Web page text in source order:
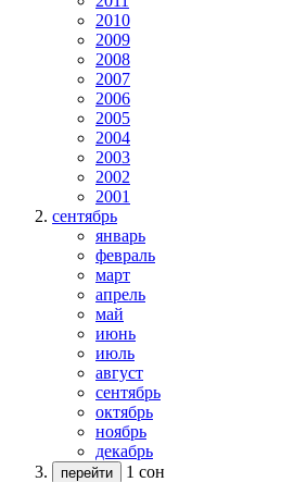
2010
2009
2008
2007
2006
2005
2004
2003
2002
2001
сентябрь
январь
февраль
март
апрель
май
июнь
июль
август
сентябрь
октябрь
ноябрь
декабрь
перейти 1 сон